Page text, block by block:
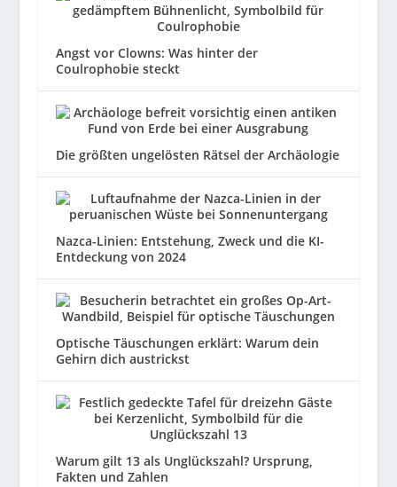
Angst vor Clowns: Was hinter der
Coulrophobie steckt
Die größten ungelösten Rätsel der Archäologie
Nazca-Linien: Entstehung, Zweck und die KI-
Entdeckung von 2024
Optische Täuschungen erklärt: Warum dein
Gehirn dich austrickst
Warum gilt 13 als Unglückszahl? Ursprung,
Fakten und Zahlen